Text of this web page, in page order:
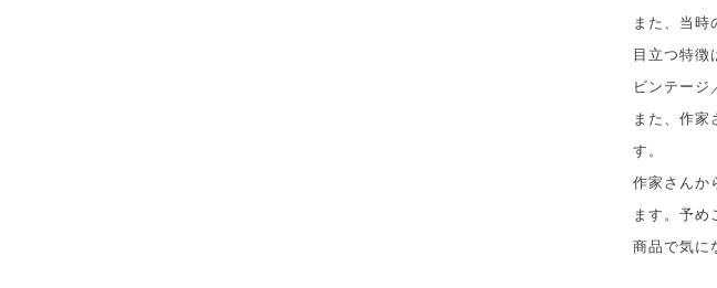
また、当時
目立つ特徴
ビンテージ
また、作
す。
作家さんか
ます。予め
商品で気に